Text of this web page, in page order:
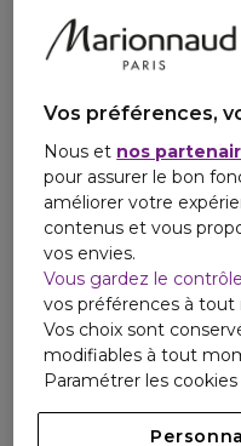
Vos préférences,
Nous et nos
pour assurer le bon
améliorer votre
contenus et vous
vos envies.
Vous gardez le contrôle
vos préférences à
Vos choix sont
modifiables à tout
Paramétrer les